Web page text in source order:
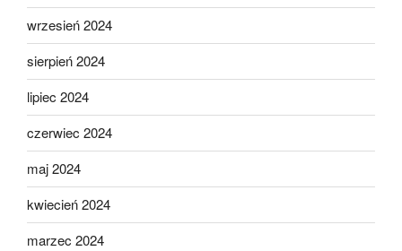
wrzesień 2024
sierpień 2024
lipiec 2024
czerwiec 2024
maj 2024
kwiecień 2024
marzec 2024